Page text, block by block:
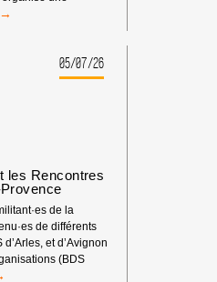
05/07/26
les Rencontres
de la
de différents
et d’Avignon
(BDS